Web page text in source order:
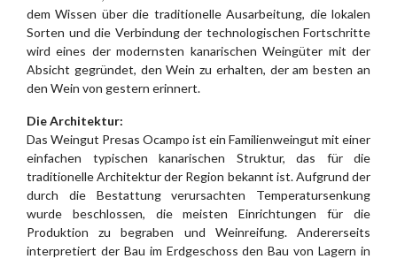
dem Wissen über die traditionelle Ausarbeitung, die lokalen
Sorten und die Verbindung der technologischen Fortschritte
wird eines der modernsten kanarischen Weingüter mit der
Absicht gegründet, den Wein zu erhalten, der am besten an
den Wein von gestern erinnert.
Die Architektur:
Das Weingut Presas Ocampo ist ein Familienweingut mit einer
einfachen typischen kanarischen Struktur, das für die
traditionelle Architektur der Region bekannt ist. Aufgrund der
durch die Bestattung verursachten Temperatursenkung
wurde beschlossen, die meisten Einrichtungen für die
Produktion zu begraben und Weinreifung. Andererseits
interpretiert der Bau im Erdgeschoss den Bau von Lagern in